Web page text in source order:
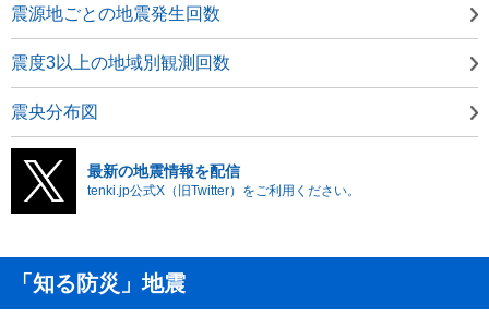
震源地ごとの地震発生回数
震度3以上の地域別観測回数
震央分布図
最新の地震情報を配信
tenki.jp公式X（旧Twitter）をご利用ください。
「知る防災」地震